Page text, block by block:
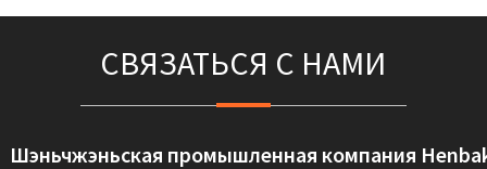
СВЯЗАТЬСЯ С НАМИ
Шэньчжэньская промышленная компания